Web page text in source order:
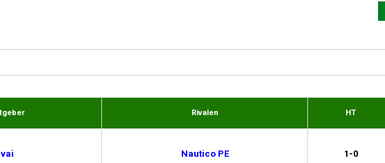
Rivalen HT
Nautico PE 1-0